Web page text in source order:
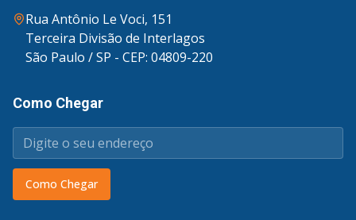
Rua Antônio Le Voci, 151
Terceira Divisão de Interlagos
São Paulo / SP - CEP: 04809-220
Como Chegar
Como Chegar